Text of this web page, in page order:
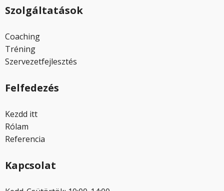
Szolgáltatások
Coaching
Tréning
Szervezetfejlesztés
Felfedezés
Kezdd itt
Rólam
Referencia
Kapcsolat